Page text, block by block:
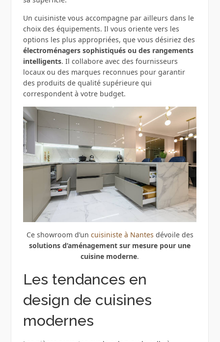
Un cuisiniste vous accompagne par ailleurs dans le
choix des équipements. Il vous oriente vers les
options les plus appropriées, que vous désiriez des
électroménagers sophistiqués ou des rangements
intelligents. Il collabore avec des fournisseurs
locaux ou des marques reconnues pour garantir
des produits de qualité supérieure qui
correspondent à votre budget.
Ce showroom d’un cuisiniste à Nantes dévoile des
solutions d’aménagement sur mesure pour une
cuisine moderne.
Les tendances en
design de cuisines
modernes